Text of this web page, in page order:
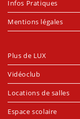
Infos Pratiques
Mentions légales
Plus de LUX
Vidéoclub
Locations de salles
Espace scolaire